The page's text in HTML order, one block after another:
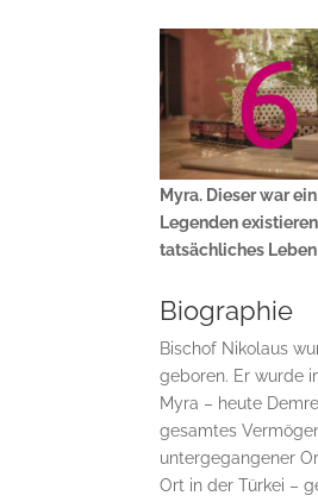
Myra. Dieser war
Legenden
tatsächliches
Biographie
Bischof Nikolaus
geboren. Er wurde
Myra – heute
gesamtes
untergegangener
Ort in der Türkei –